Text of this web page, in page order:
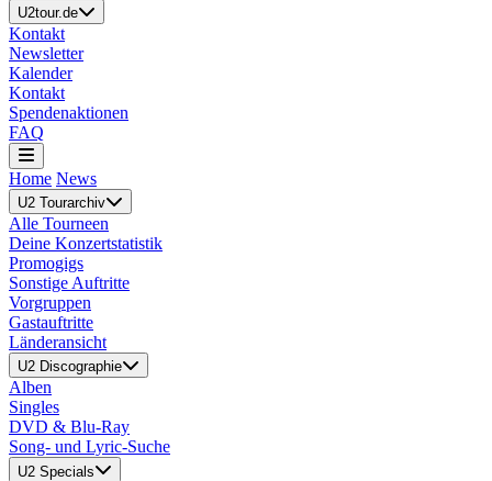
U2tour.de
Kontakt
Newsletter
Kalender
Kontakt
Spendenaktionen
FAQ
Home News
U2 Tourarchiv
Alle Tourneen
Deine Konzertstatistik
Promogigs
Sonstige Auftritte
Vorgruppen
Gastauftritte
Länderansicht
U2 Discographie
Alben
Singles
DVD & Blu-Ray
Song- und Lyric-Suche
U2 Specials